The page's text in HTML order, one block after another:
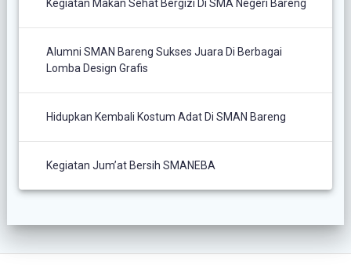
Kegiatan Makan Sehat Bergizi Di SMA Negeri Bareng
Alumni SMAN Bareng Sukses Juara Di Berbagai
Lomba Design Grafis
Hidupkan Kembali Kostum Adat Di SMAN Bareng
Kegiatan Jum’at Bersih SMANEBA